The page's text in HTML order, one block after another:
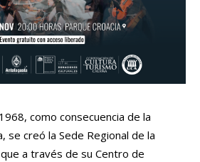
como consecuencia de la
se creó la Sede Regional de la
a través de su Centro de